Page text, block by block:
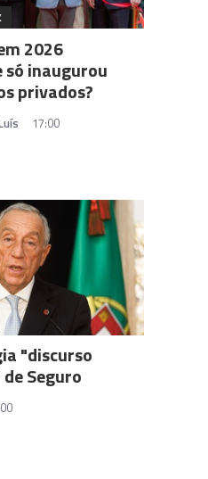
2026
inaugurou
privados?
17:00
"discurso
Seguro